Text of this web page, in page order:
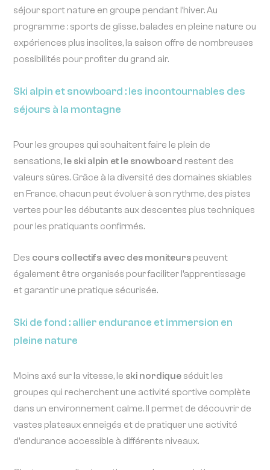
séjour sport nature en groupe pendant l’hiver. Au
programme : sports de glisse, balades en pleine nature ou
expériences plus insolites, la saison offre de nombreuses
possibilités pour profiter du grand air.
Ski alpin et snowboard : les incontournables des
séjours à la montagne
Pour les groupes qui souhaitent faire le plein de
sensations, le ski alpin et le snowboard restent des
valeurs sûres. Grâce à la diversité des domaines skiables
en France, chacun peut évoluer à son rythme, des pistes
vertes pour les débutants aux descentes plus techniques
pour les pratiquants confirmés.
Des cours collectifs avec des moniteurs peuvent
également être organisés pour faciliter l’apprentissage
et garantir une pratique sécurisée.
Ski de fond : allier endurance et immersion en
pleine nature
Moins axé sur la vitesse, le ski nordique séduit les
groupes qui recherchent une activité sportive complète
dans un environnement calme. Il permet de découvrir de
vastes plateaux enneigés et de pratiquer une activité
d’endurance accessible à différents niveaux.